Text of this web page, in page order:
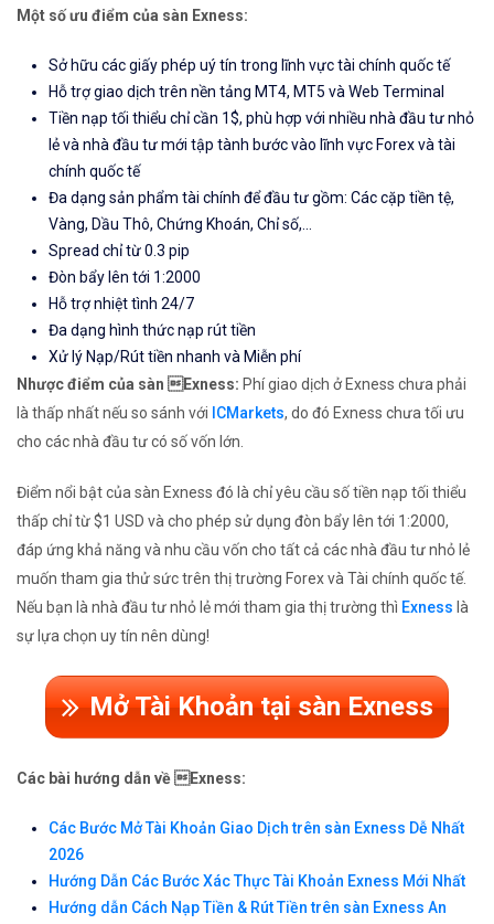
Một số ưu điểm của sàn Exness:
Sở hữu các giấy phép uý tín trong lĩnh vực tài chính quốc tế
Hỗ trợ giao dịch trên nền tảng MT4, MT5 và Web Terminal
Tiền nạp tối thiểu chỉ cần 1$, phù hợp với nhiều nhà đầu tư nhỏ
lẻ và nhà đầu tư mới tập tành bước vào lĩnh vực Forex và tài
chính quốc tế
Đa dạng sản phẩm tài chính để đầu tư gồm: Các cặp tiền tệ,
Vàng, Dầu Thô, Chứng Khoán, Chỉ số,...
Spread chỉ từ 0.3 pip
Đòn bẩy lên tới 1:2000
Hỗ trợ nhiệt tình 24/7
Đa dạng hình thức nạp rút tiền
Xử lý Nạp/Rút tiền nhanh và Miễn phí
Nhược điểm của sàn Exness: Phí giao dịch ở Exness chưa phải
là thấp nhất nếu so sánh với ICMarkets, do đó Exness chưa tối ưu
cho các nhà đầu tư có số vốn lớn.
Điểm nổi bật của sàn Exness đó là chỉ yêu cầu số tiền nạp tối thiểu
thấp chỉ từ $1 USD và cho phép sử dụng đòn bẩy lên tới 1:2000,
đáp ứng khả năng và nhu cầu vốn cho tất cả các nhà đầu tư nhỏ lẻ
muốn tham gia thử sức trên thị trường Forex và Tài chính quốc tế.
Nếu bạn là nhà đầu tư nhỏ lẻ mới tham gia thị trường thì Exness là
sự lựa chọn uy tín nên dùng!
Mở Tài Khoản tại sàn Exness
Các bài hướng dẫn về Exness:
Các Bước Mở Tài Khoản Giao Dịch trên sàn Exness Dễ Nhất
2026
Hướng Dẫn Các Bước Xác Thực Tài Khoản Exness Mới Nhất
Hướng dẫn Cách Nạp Tiền & Rút Tiền trên sàn Exness An